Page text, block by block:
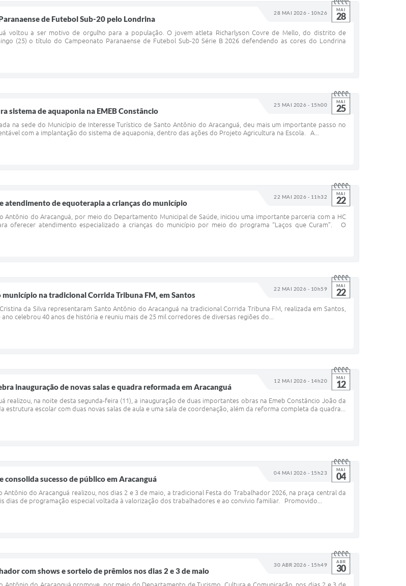
28 MAI 2026 - 10h26 MAI
28
de Futebol Sub-20 pelo Londrina
voltou a ser motivo de orgulho para a população. O jovem atleta Richarlyson Covre de Mello, do distrito de
(25) o título do Campeonato Paranaense de Futebol Sub-20 Série B 2026 defendendo as cores do Londrina
25 MAI 2026 - 15h00 MAI
25
sistema de aquaponia na EMEB Constâncio
na sede do Município de Interesse Turístico de Santo Antônio do Aracanguá, deu mais um importante passo no
com a implantação do sistema de aquaponia, dentro das ações do Projeto Agricultura na Escola. A...
22 MAI 2026 - 11h32 MAI
22
atendimento de equoterapia a crianças do município
Antônio do Aracanguá, por meio do Departamento Municipal de Saúde, iniciou uma importante parceria com a HC
oferecer atendimento especializado a crianças do município por meio do programa “Laços que Curam”. O
22 MAI 2026 - 10h59 MAI
22
na tradicional Corrida Tribuna FM, em Santos
da Silva representaram Santo Antônio do Aracanguá na tradicional Corrida Tribuna FM, realizada em Santos,
celebrou 40 anos de história e reuniu mais de 25 mil corredores de diversas regiões do...
12 MAI 2026 - 14h20 MAI
12
inauguração de novas salas e quadra reformada em Aracanguá
realizou, na noite desta segunda-feira (11), a inauguração de duas importantes obras na Emeb Constâncio João da
estrutura escolar com duas novas salas de aula e uma sala de coordenação, além da reforma completa da quadra...
04 MAI 2026 - 15h23 MAI
04
consolida sucesso de público em Aracanguá
Antônio do Aracanguá realizou, nos dias 2 e 3 de maio, a tradicional Festa do Trabalhador 2026, na praça central da
dias de programação especial voltada à valorização dos trabalhadores e ao convívio familiar. Promovido...
30 ABR 2026 - 15h49 ABR
30
com shows e sorteio de prêmios nos dias 2 e 3 de maio
Antônio do Aracanguá promove, por meio do Departamento de Turismo, Cultura e Comunicação, nos dias 2 e 3 de